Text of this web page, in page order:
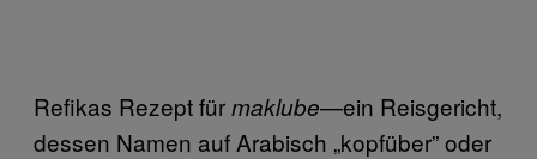
Refikas Rezept fürmaklube—ein Reisgericht,
dessen Namen auf Arabisch „kopfüber” oder